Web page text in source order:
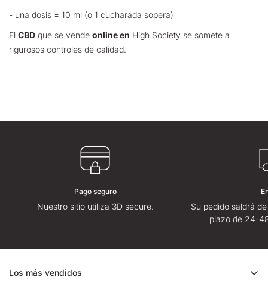
- una dosis = 10 ml (o 1 cucharada sopera)
El CBD que se vende online en High Society se somete a
rigurosos controles de calidad.
Pago seguro
Nuestro sitio utiliza 3D secure.
Su pedido saldrá
plazo de 24-
Los más vendidos